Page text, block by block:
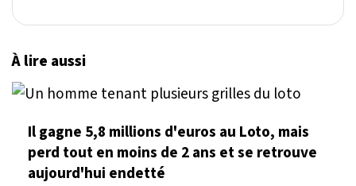
À lire aussi
Il gagne 5,8 millions d'euros au Loto, mais
perd tout en moins de 2 ans et se retrouve
aujourd'hui endetté